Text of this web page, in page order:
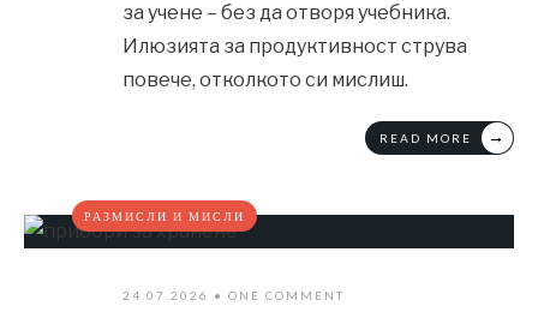
за учене – без да отворя учебника.
Илюзията за продуктивност струва
повече, отколкото си мислиш.
READ MORE →
РАЗМИСЛИ И МИСЛИ
24.07.2026 • ONE COMMENT